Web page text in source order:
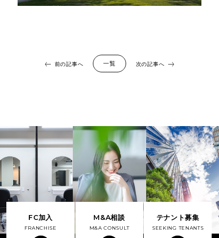
前の記事へ 一覧 次の記事へ
FC加入
FRANCHISE
M&A相談
M&A CONSULT
テナント募集
SEEKING TENANTS